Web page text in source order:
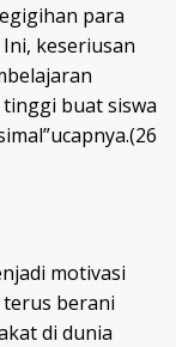
para
keseriusan
buat siswa
motivasi
berani
di dunia